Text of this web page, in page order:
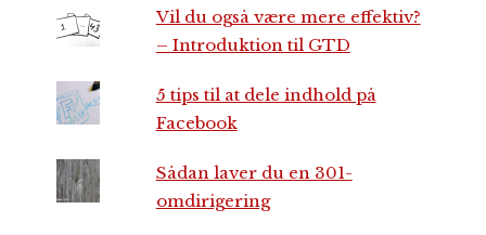
Vil du også være mere effektiv?
– Introduktion til GTD
5 tips til at dele indhold på
Facebook
Sådan laver du en 301-
omdirigering